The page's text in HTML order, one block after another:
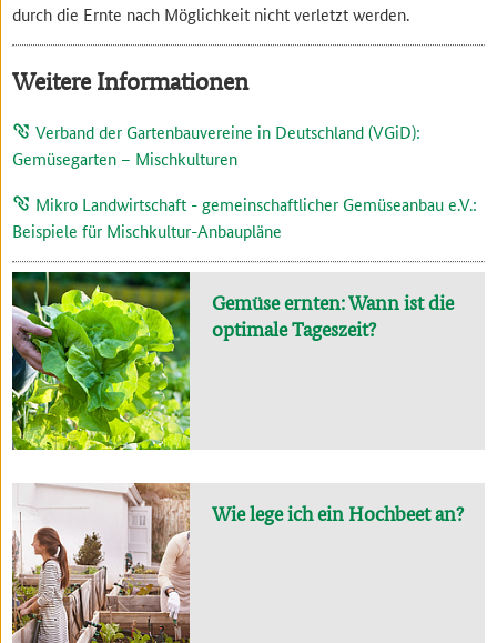
durch die Ernte nach Möglichkeit nicht verletzt werden.
Weitere Informationen
Verband der Gartenbauvereine in Deutschland (VGiD):
Gemüsegarten – Mischkulturen
Mikro Landwirtschaft - gemeinschaftlicher Gemüseanbau e.V.:
Beispiele für Mischkultur-Anbaupläne
Gemüse ernten: Wann ist die
optimale Tageszeit?
Wie lege ich ein Hochbeet an?